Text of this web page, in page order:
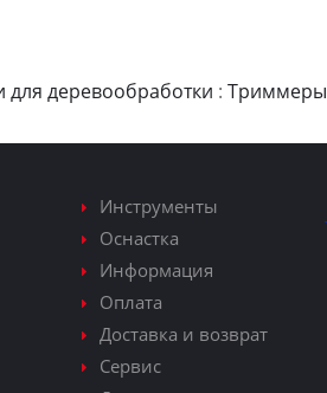
для деревообработки : Триммеры
Инструменты
Оснастка
Информация
Оплата
Доставка и возврат
Сервис